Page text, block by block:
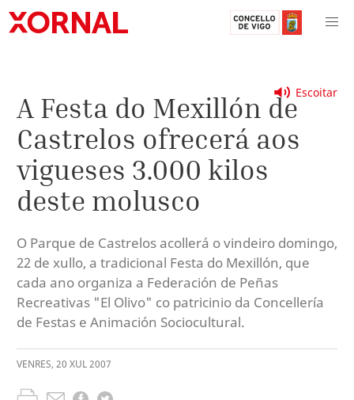
Escoitar
A Festa do Mexillón de
Castrelos ofrecerá aos
vigueses 3.000 kilos
deste molusco
O Parque de Castrelos acollerá o vindeiro domingo,
22 de xullo, a tradicional Festa do Mexillón, que
cada ano organiza a Federación de Peñas
Recreativas "El Olivo" co patricinio da Concellería
de Festas e Animación Sociocultural.
VENRES, 20 XUL2007